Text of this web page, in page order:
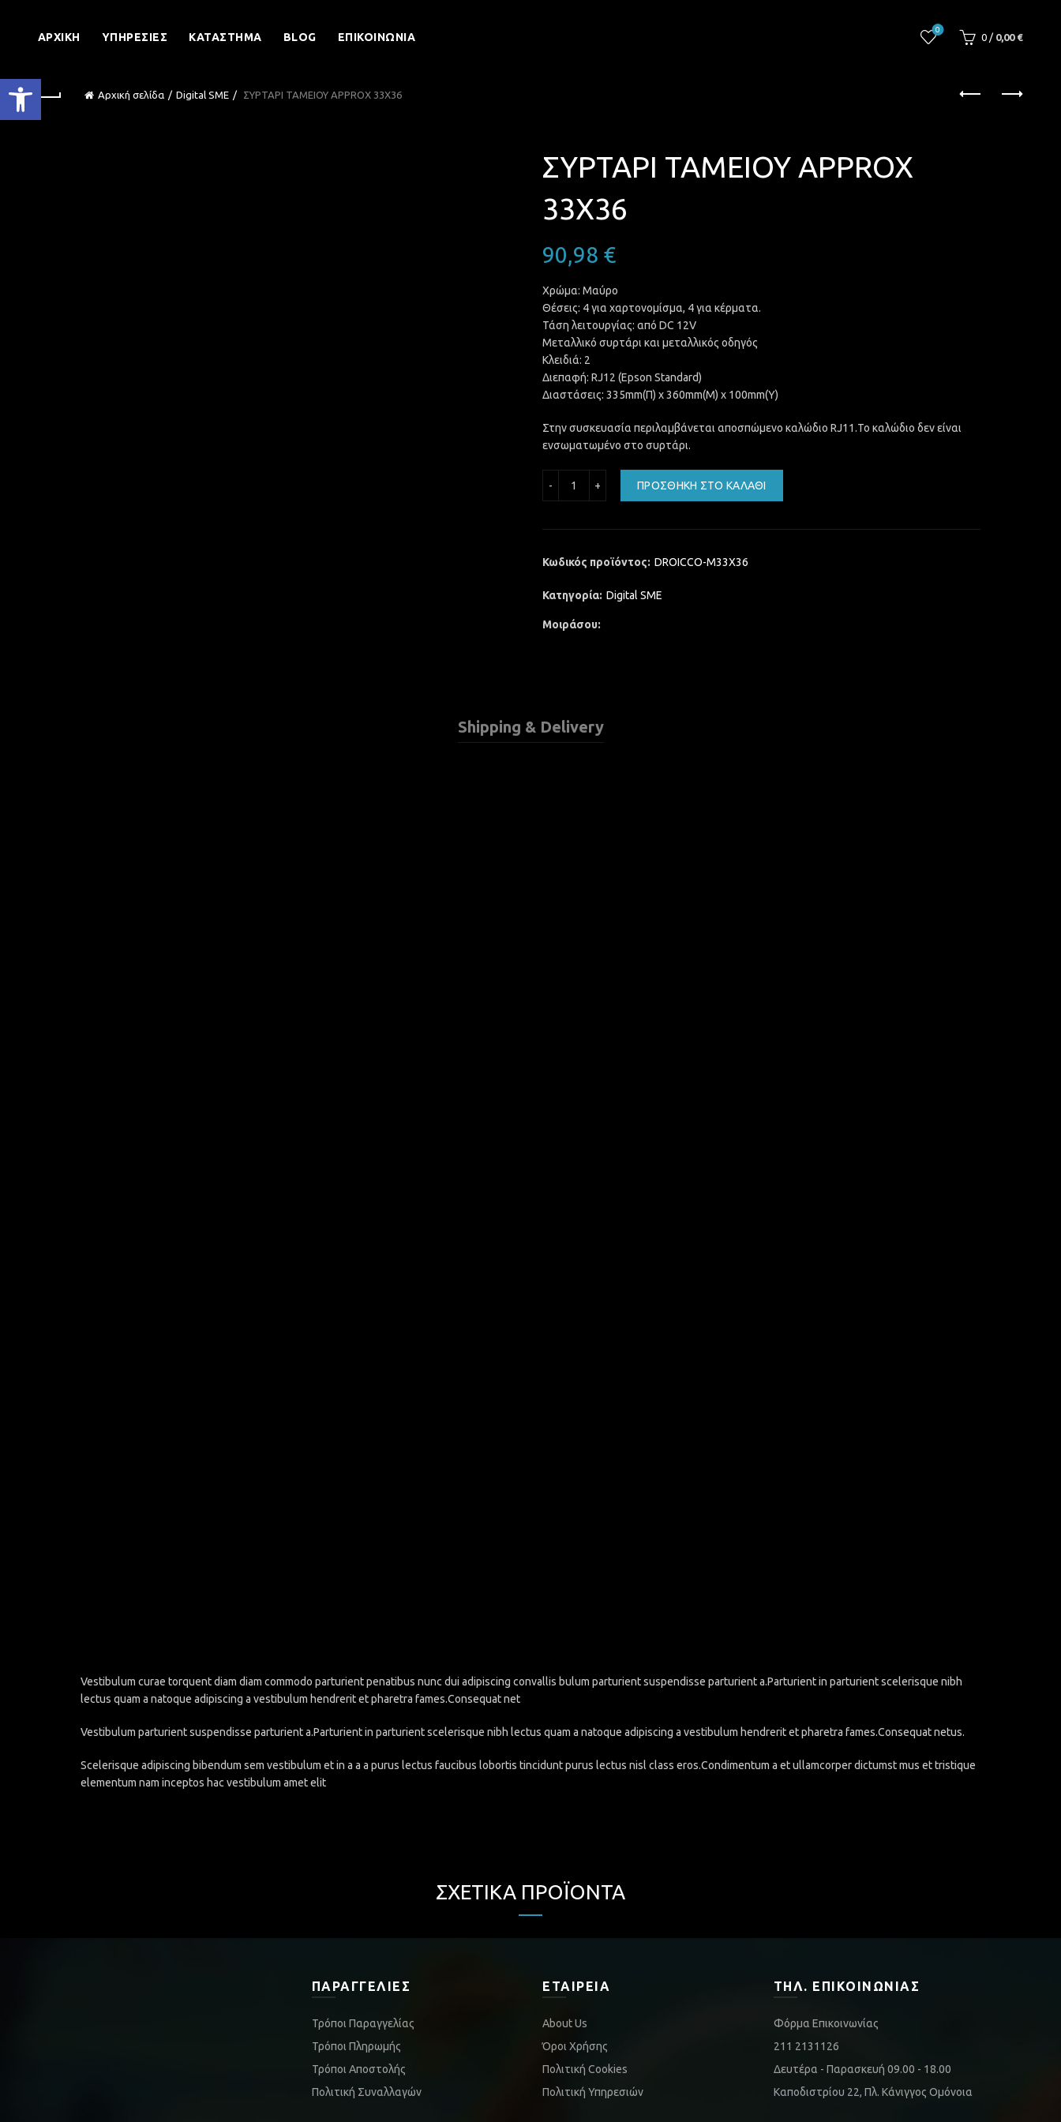
Ανοίξτε τη γραμμή εργαλείων
ΑΡΧΙΚΉ ΥΠΗΡΕΣΊΕΣ ΚΑΤΆΣΤΗΜΑ BLOG ΕΠΙΚΟΙΝΩΝΊΑ
0
0 / 0,00 €
Αρχική σελίδα Digital SME ΣΥΡΤΑΡΙ ΤΑΜΕΙΟΥ APPROX 33X36
ΣΥΡΤΑΡΙ ΤΑΜΕΙΟΥ APPROX
33X36
90,98 €
Χρώμα: Μαύρο
Θέσεις: 4 για χαρτονομίσμα, 4 για κέρματα.
Τάση λειτουργίας: από DC 12V
Μεταλλικό συρτάρι και μεταλλικός οδηγός
Κλειδιά: 2
Διεπαφή: RJ12 (Epson Standard)
Διαστάσεις: 335mm(Π) x 360mm(Μ) x 100mm(Υ)
Στην συσκευασία περιλαμβάνεται αποσπώμενο καλώδιο RJ11.Το καλώδιο δεν είναι
ενσωματωμένο στο συρτάρι.
ΠΡΟΣΘΉΚΗ ΣΤΟ ΚΑΛΆΘΙ
Κωδικός προϊόντος: DROICCO-M33X36
Κατηγορία: Digital SME
Μοιράσου
Shipping & Delivery
Vestibulum curae torquent diam diam commodo parturient penatibus nunc dui adipiscing convallis bulum parturient suspendisse parturient a.Parturient in parturient scelerisque nibh
lectus quam a natoque adipiscing a vestibulum hendrerit et pharetra fames.Consequat net
Vestibulum parturient suspendisse parturient a.Parturient in parturient scelerisque nibh lectus quam a natoque adipiscing a vestibulum hendrerit et pharetra fames.Consequat netus.
Scelerisque adipiscing bibendum sem vestibulum et in a a a purus lectus faucibus lobortis tincidunt purus lectus nisl class eros.Condimentum a et ullamcorper dictumst mus et tristique
elementum nam inceptos hac vestibulum amet elit
ΣΧΕΤΙΚΆ ΠΡΟΪΌΝΤΑ
ΠΑΡΑΓΓΕΛΊΕΣ
Τρόποι Παραγγελίας
Τρόποι Πληρωμής
Τρόποι Αποστολής
Πολιτική Συναλλαγών
ΕΤΑΙΡΕΊΑ
About Us
Όροι Χρήσης
Πολιτική Cookies
Πολιτική Υπηρεσιών
ΤΗΛ. ΕΠΙΚΟΙΝΩΝΊΑΣ
Φόρμα Επικοινωνίας
211 2131126
Δευτέρα - Παρασκευή 09.00 - 18.00
Καποδιστρίου 22, Πλ. Κάνιγγος Ομόνοια